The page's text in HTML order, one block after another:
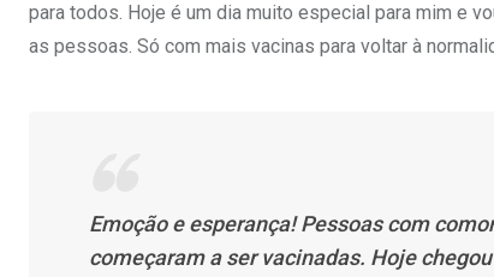
para todos. Hoje é um dia muito especial para mim e
as pessoas. Só com mais vacinas para voltar à
Emoção e esperança! Pessoas com
começaram a ser vacinadas. Hoje